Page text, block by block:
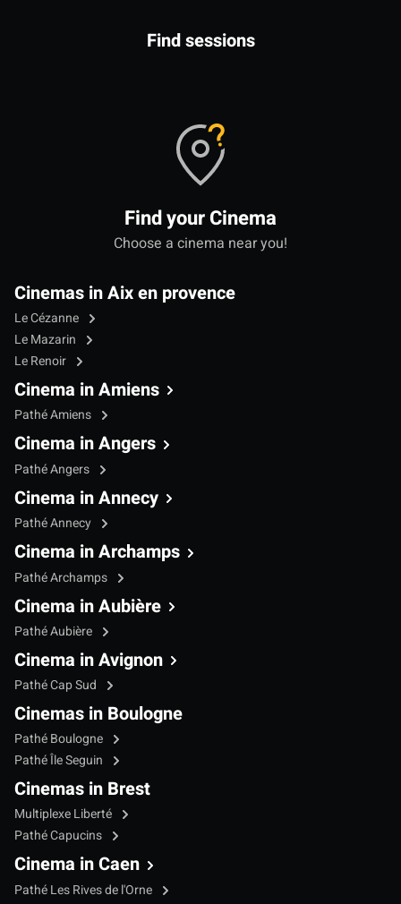
Find sessions
Find your Cinema
Choose a cinema near you!
Cinemas in Aix en provence
Le Cézanne
Le Mazarin
Le Renoir
Cinema in Amiens
Pathé Amiens
Cinema in Angers
Pathé Angers
Cinema in Annecy
Pathé Annecy
Cinema in Archamps
Pathé Archamps
Cinema in Aubière
Pathé Aubière
Cinema in Avignon
Pathé Cap Sud
Cinemas in Boulogne
Pathé Boulogne
Pathé Île Seguin
Cinemas in Brest
Multiplexe Liberté
Pathé Capucins
Cinema in Caen
Pathé Les Rives de l'Orne